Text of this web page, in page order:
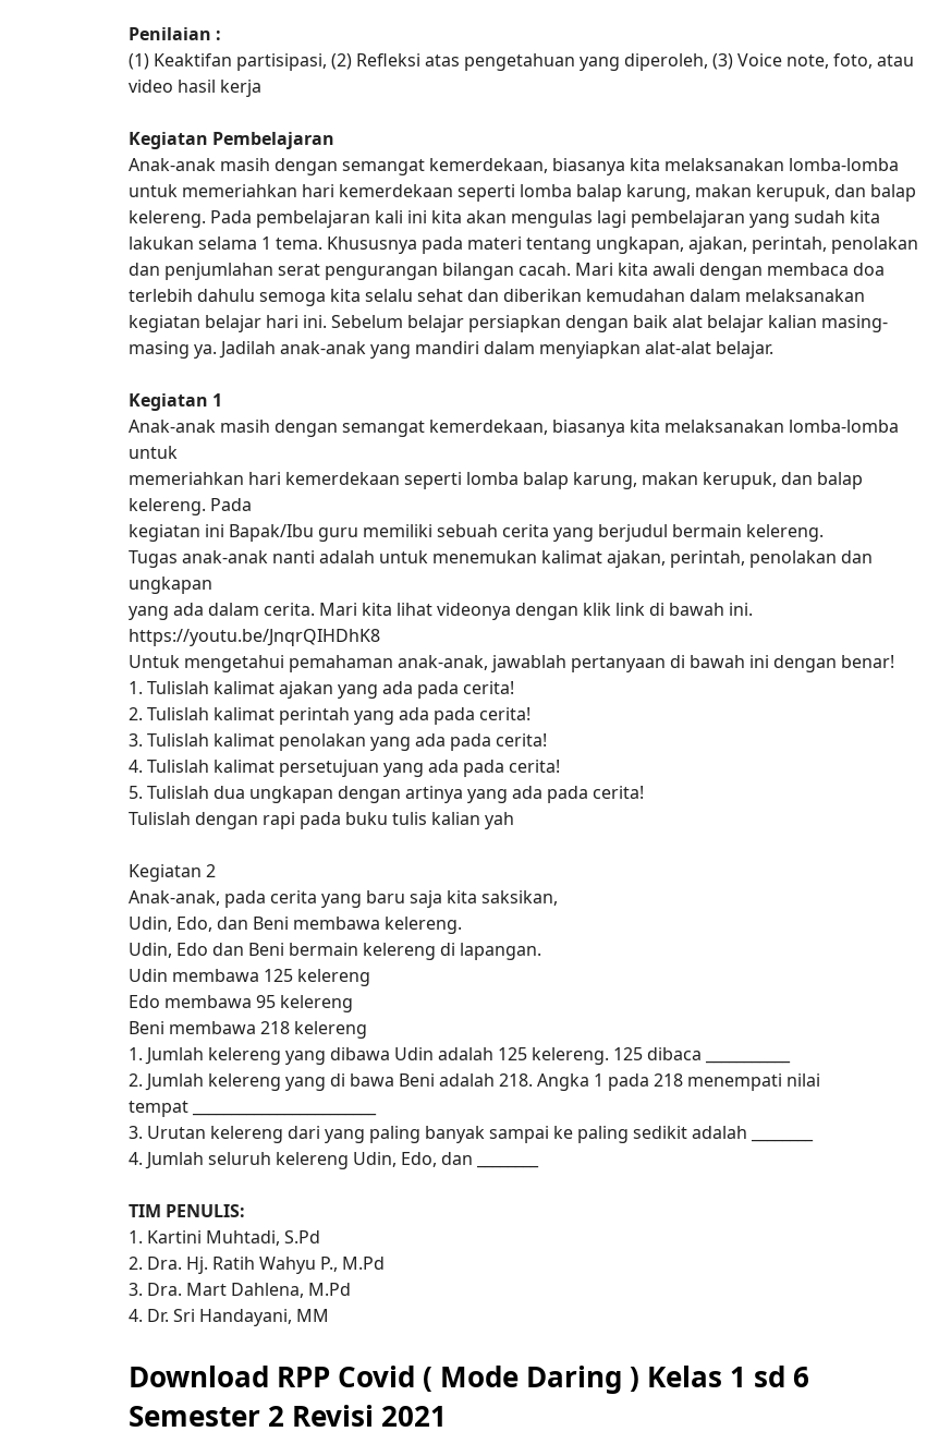
Penilaian :
(1) Keaktifan partisipasi, (2) Refleksi atas pengetahuan yang diperoleh, (3) Voice note, foto, atau
video hasil kerja
Kegiatan Pembelajaran
Anak-anak masih dengan semangat kemerdekaan, biasanya kita melaksanakan lomba-lomba
untuk memeriahkan hari kemerdekaan seperti lomba balap karung, makan kerupuk, dan balap
kelereng. Pada pembelajaran kali ini kita akan mengulas lagi pembelajaran yang sudah kita
lakukan selama 1 tema. Khususnya pada materi tentang ungkapan, ajakan, perintah, penolakan
dan penjumlahan serat pengurangan bilangan cacah. Mari kita awali dengan membaca doa
terlebih dahulu semoga kita selalu sehat dan diberikan kemudahan dalam melaksanakan
kegiatan belajar hari ini. Sebelum belajar persiapkan dengan baik alat belajar kalian masing-
masing ya. Jadilah anak-anak yang mandiri dalam menyiapkan alat-alat belajar.
Kegiatan 1
Anak-anak masih dengan semangat kemerdekaan, biasanya kita melaksanakan lomba-lomba
untuk
memeriahkan hari kemerdekaan seperti lomba balap karung, makan kerupuk, dan balap
kelereng. Pada
kegiatan ini Bapak/Ibu guru memiliki sebuah cerita yang berjudul bermain kelereng.
Tugas anak-anak nanti adalah untuk menemukan kalimat ajakan, perintah, penolakan dan
ungkapan
yang ada dalam cerita. Mari kita lihat videonya dengan klik link di bawah ini.
https://youtu.be/JnqrQIHDhK8
Untuk mengetahui pemahaman anak-anak, jawablah pertanyaan di bawah ini dengan benar!
1. Tulislah kalimat ajakan yang ada pada cerita!
2. Tulislah kalimat perintah yang ada pada cerita!
3. Tulislah kalimat penolakan yang ada pada cerita!
4. Tulislah kalimat persetujuan yang ada pada cerita!
5. Tulislah dua ungkapan dengan artinya yang ada pada cerita!
Tulislah dengan rapi pada buku tulis kalian yah
Kegiatan 2
Anak-anak, pada cerita yang baru saja kita saksikan,
Udin, Edo, dan Beni membawa kelereng.
Udin, Edo dan Beni bermain kelereng di lapangan.
Udin membawa 125 kelereng
Edo membawa 95 kelereng
Beni membawa 218 kelereng
1. Jumlah kelereng yang dibawa Udin adalah 125 kelereng. 125 dibaca ___________
2. Jumlah kelereng yang di bawa Beni adalah 218. Angka 1 pada 218 menempati nilai
tempat ________________________
3. Urutan kelereng dari yang paling banyak sampai ke paling sedikit adalah ________
4. Jumlah seluruh kelereng Udin, Edo, dan ________
TIM PENULIS:
1. Kartini Muhtadi, S.Pd
2. Dra. Hj. Ratih Wahyu P., M.Pd
3. Dra. Mart Dahlena, M.Pd
4. Dr. Sri Handayani, MM
Download RPP Covid ( Mode Daring ) Kelas 1 sd 6
Semester 2 Revisi 2021